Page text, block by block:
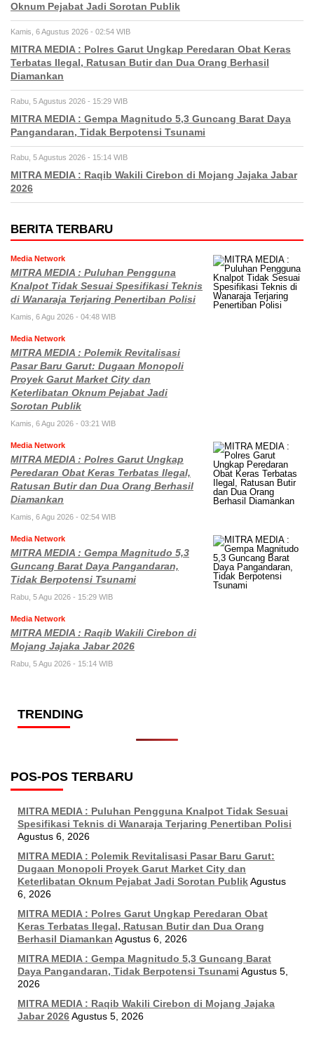
Oknum Pejabat Jadi Sorotan Publik
Kamis, 6 Agustus 2026 - 02:54 WIB
MITRA MEDIA : Polres Garut Ungkap Peredaran Obat Keras
Terbatas Ilegal, Ratusan Butir dan Dua Orang Berhasil
Diamankan
Rabu, 5 Agustus 2026 - 15:29 WIB
MITRA MEDIA : Gempa Magnitudo 5,3 Guncang Barat Daya
Pangandaran, Tidak Berpotensi Tsunami
Rabu, 5 Agustus 2026 - 15:14 WIB
MITRA MEDIA : Raqib Wakili Cirebon di Mojang Jajaka Jabar
2026
BERITA TERBARU
Media Network
MITRA MEDIA : Puluhan Pengguna
Knalpot Tidak Sesuai Spesifikasi Teknis
di Wanaraja Terjaring Penertiban Polisi
Kamis, 6 Agu 2026 - 04:48 WIB
Media Network
MITRA MEDIA : Polemik Revitalisasi
Pasar Baru Garut: Dugaan Monopoli
Proyek Garut Market City dan
Keterlibatan Oknum Pejabat Jadi
Sorotan Publik
Kamis, 6 Agu 2026 - 03:21 WIB
Media Network
MITRA MEDIA : Polres Garut Ungkap
Peredaran Obat Keras Terbatas Ilegal,
Ratusan Butir dan Dua Orang Berhasil
Diamankan
Kamis, 6 Agu 2026 - 02:54 WIB
Media Network
MITRA MEDIA : Gempa Magnitudo 5,3
Guncang Barat Daya Pangandaran,
Tidak Berpotensi Tsunami
Rabu, 5 Agu 2026 - 15:29 WIB
Media Network
MITRA MEDIA : Raqib Wakili Cirebon di
Mojang Jajaka Jabar 2026
Rabu, 5 Agu 2026 - 15:14 WIB
TRENDING
POS-POS TERBARU
MITRA MEDIA : Puluhan Pengguna Knalpot Tidak Sesuai
Spesifikasi Teknis di Wanaraja Terjaring Penertiban Polisi
Agustus 6, 2026
MITRA MEDIA : Polemik Revitalisasi Pasar Baru Garut:
Dugaan Monopoli Proyek Garut Market City dan
Keterlibatan Oknum Pejabat Jadi Sorotan PublikAgustus
6, 2026
MITRA MEDIA : Polres Garut Ungkap Peredaran Obat
Keras Terbatas Ilegal, Ratusan Butir dan Dua Orang
Berhasil Diamankan Agustus 6, 2026
MITRA MEDIA : Gempa Magnitudo 5,3 Guncang Barat
Daya Pangandaran, Tidak Berpotensi Tsunami Agustus 5,
2026
MITRA MEDIA : Raqib Wakili Cirebon di Mojang Jajaka
Jabar 2026Agustus 5, 2026